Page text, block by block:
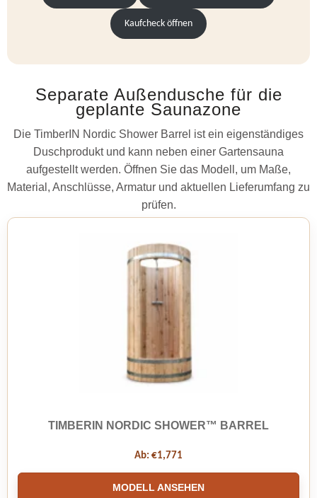
Kaufcheck öffnen
Separate Außendusche für die
geplante Saunazone
Die TimberIN Nordic Shower Barrel ist ein eigenständiges
Duschprodukt und kann neben einer Gartensauna
aufgestellt werden. Öffnen Sie das Modell, um Maße,
Material, Anschlüsse, Armatur und aktuellen Lieferumfang zu
prüfen.
TIMBERIN NORDIC SHOWER™ BARREL
Ab: €1,771
MODELL ANSEHEN